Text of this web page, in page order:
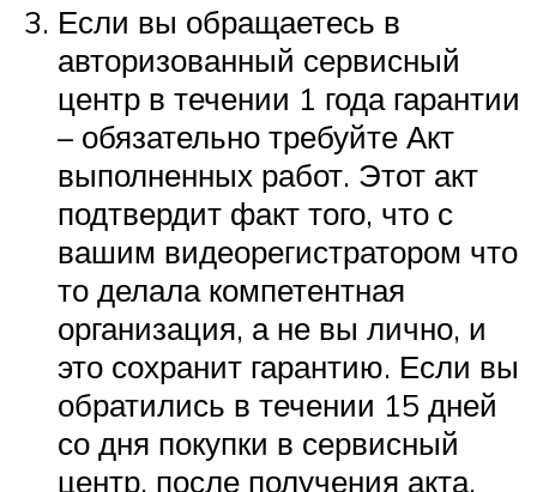
Если вы обращаетесь в
авторизованный сервисный
центр в течении 1 года гарантии
– обязательно требуйте Акт
выполненных работ. Этот акт
подтвердит факт того, что с
вашим видеорегистратором что
то делала компетентная
организация, а не вы лично, и
это сохранит гарантию. Если вы
обратились в течении 15 дней
со дня покупки в сервисный
центр, после получения акта,